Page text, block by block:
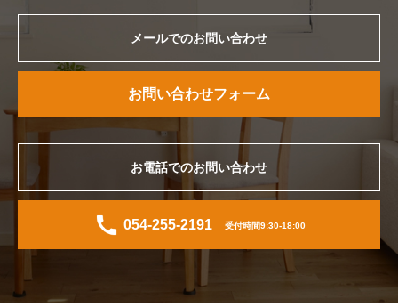
メールでのお問い合わせ
お問い合わせフォーム
お電話でのお問い合わせ
054-255-2191 受付時間9:30-18:00